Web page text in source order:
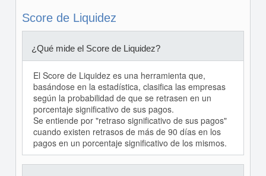
Score de Liquidez
¿Qué mide el Score de Liquidez?
El Score de Liquidez es una herramienta que,
basándose en la estadística, clasifica las empresas
según la probabilidad de que se retrasen en un
porcentaje significativo de sus pagos.
Se entiende por "retraso significativo de sus pagos"
cuando existen retrasos de más de 90 días en los
pagos en un porcentaje significativo de los mismos.